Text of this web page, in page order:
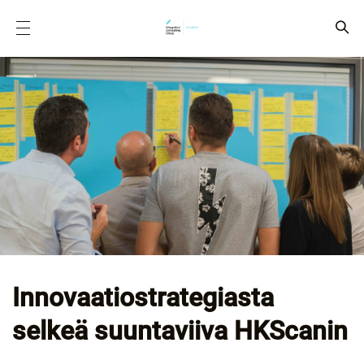
Innovaatiostrategiasta
selkeä suuntaviiva HKScanin